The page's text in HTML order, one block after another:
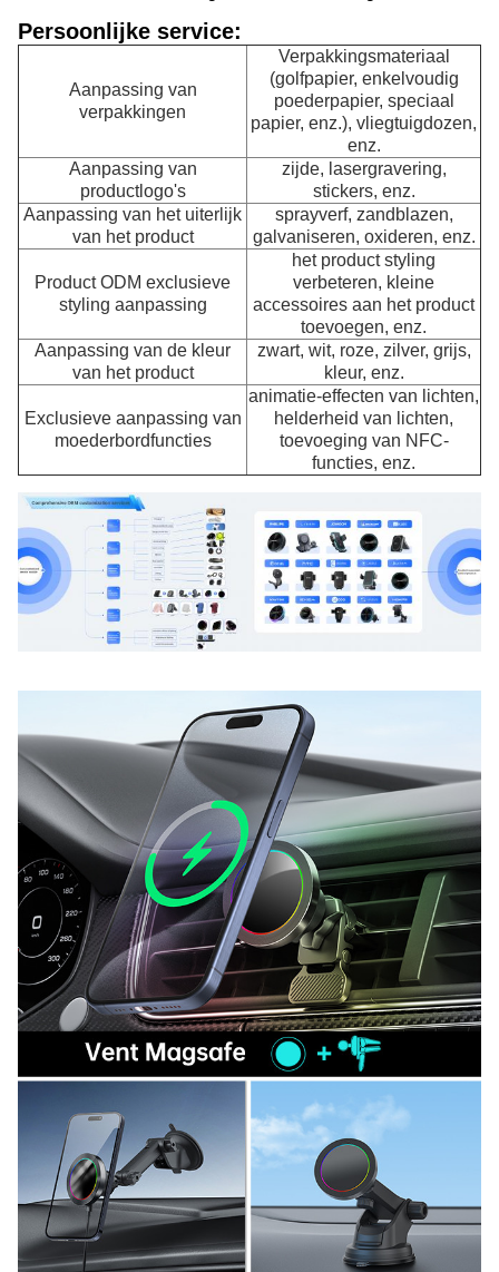
Persoonlijke service:
Aanpassing van
verpakkingen
Verpakkingsmateriaal
(golfpapier, enkelvoudig
poederpapier, speciaal
papier, enz.), vliegtuigdozen,
enz.
Aanpassing van
productlogo's
zijde, lasergravering,
stickers, enz.
Aanpassing van het uiterlijk
van het product
sprayverf, zandblazen,
galvaniseren, oxideren, enz.
Product ODM exclusieve
styling aanpassing
het product styling
verbeteren, kleine
accessoires aan het product
toevoegen, enz.
Aanpassing van de kleur
van het product
zwart, wit, roze, zilver, grijs,
kleur, enz.
Exclusieve aanpassing van
moederbordfuncties
animatie-effecten van lichten,
helderheid van lichten,
toevoeging van NFC-
functies, enz.